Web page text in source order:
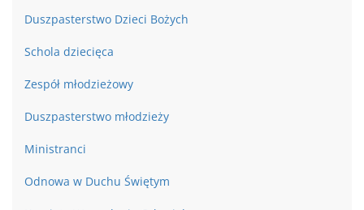
Duszpasterstwo Dzieci Bożych
Schola dziecięca
Zespół młodzieżowy
Duszpasterstwo młodzieży
Ministranci
Odnowa w Duchu Świętym